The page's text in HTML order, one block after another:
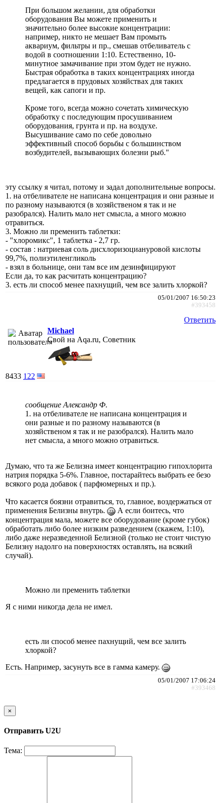
При большом желании, для обработки
оборудования Вы можете применить и
значительно более высокие концентрации:
например, никто не мешает Вам промыть
аквариум, фильтры и пр., смешав отбеливатель с
водой в соотношении 1:10. Естественно, 10-
минутное замачивание при этом будет не нужно.
Быстрая обработка в таких концентрациях иногда
предлагается в прудовых хозяйствах для таких
вещей, как сапоги и пр.
Кроме того, всегда можно сочетать химическую
обработку с последующим просушиванием
оборудования, грунта и пр. на воздухе.
Высушивание само по себе довольно
эффективный способ борьбы с большинством
возбудителей, вызывающих болезни рыб."
эту ссылку я читал, потому и задал дополнительные вопросы.
1. на отбеливателе не написана концентрация и они разные и
по разному называются (в хозяйственом я так и не
разобрался). Налить мало нет смысла, а много можно
отравиться.
3. Можно ли пременить таблетки:
- "хлоромикс", 1 таблетка - 2,7 гр.
- состав : натриевая соль дисхлоризоциануровой кислоты
99,7%, полиэтиленгликоль
- взял в больнице, они там все им дезинфицируют
Если да, то как расчитать концентрацию?
3. есть ли способ менее пахнущий, чем все залить хлоркой?
05/01/2007 16:50:23
#393458
Ответить
Michael
Свой на Aqa.ru, Советник
8433 122
сообщение Александр Ф.
1. на отбеливателе не написана концентрация и
они разные и по разному называются (в
хозяйственом я так и не разобрался). Налить мало
нет смысла, а много можно отравиться.
Думаю, что та же Белизна имеет концентрацию гипохлорита
натрия порядка 5-6%. Главное, постарайтесь выбрать ее безо
всякого рода добавок ( парфюмерных и пр.).
Что касается боязни отравиться, то, главное, воздержаться от
применения Белизны внутрь.
А если боитесь, что
концентрация мала, можете все оборудование (кроме губок)
обработать либо более низким разведением (скажем, 1:10),
либо даже неразведенной Белизной (только не стоит чистую
Белизну надолго на поверхностях оставлять, на всякий
случай).
Можно ли пременить таблетки
Я с ними никогда дела не имел.
есть ли способ менее пахнущий, чем все залить
хлоркой?
Есть. Например, засунуть все в гамма камеру.
05/01/2007 17:06:24
#393468
×
Отправить U2U
Тема: